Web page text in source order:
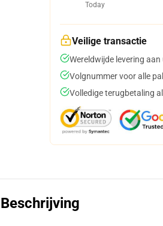
Today
Veilige transactie
Wereldwijde levering
Volgnummer voor alle
Volledige terugbetaling
Beschrijving